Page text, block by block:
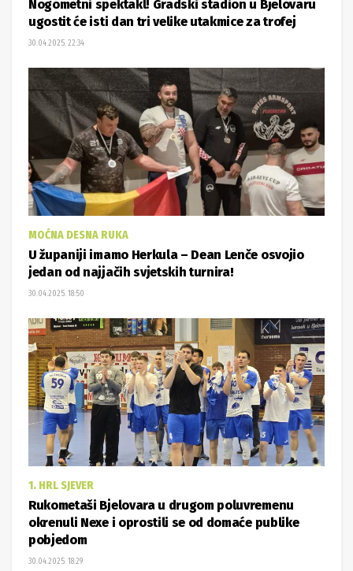
Nogometni spektakl! Gradski stadion u Bjelovaru
ugostit će isti dan tri velike utakmice za trofej
30.04.2025. 22:34
MOĆNA DESNA RUKA
U županiji imamo Herkula – Dean Lenče osvojio
jedan od najjačih svjetskih turnira!
30.04.2025. 18:50
1. HRL SJEVER
Rukometaši Bjelovara u drugom poluvremenu
okrenuli Nexe i oprostili se od domaće publike
pobjedom
30.04.2025. 18:29